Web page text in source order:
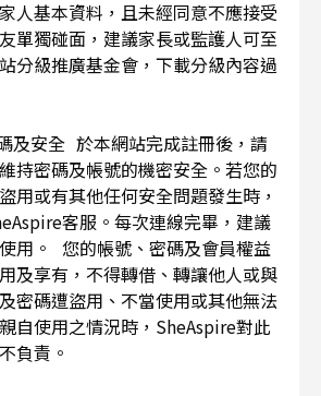
人基本資料，且未經同意不應接受
單獨碰面，建議家長或監護人可至
分級推廣基金會，下載分級內容過
及安全 於本網站完成註冊後，請
持密碼及帳號的機密安全。若您的
用或有其他任何安全問題發生時，
客服。每次連線完畢，建議
用。 您的帳號、密碼及會員權益
及享有，不得轉借、轉讓他人或與
密碼遭盜用、不當使用或其他無法
自使用之情況時，SheAspire對此
負責。